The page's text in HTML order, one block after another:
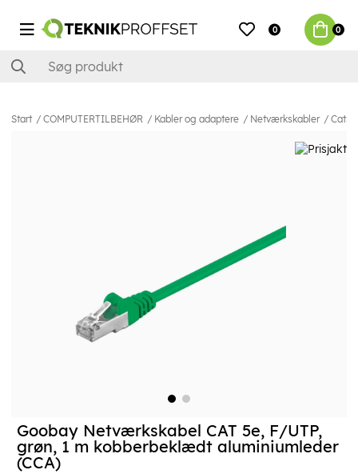
0 0
Start COMPUTERTILBEHØR Kabler og adaptere Netværkskabler Cat5e
Goobay Netværkskabel CAT 5e, F/UTP,
grøn, 1 m kobberbeklædt aluminiumleder
(CCA)